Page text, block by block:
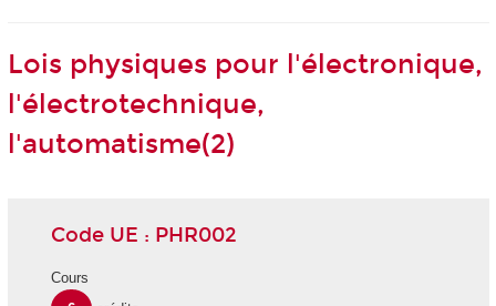
Lois physiques pour l'électronique,
l'électrotechnique,
l'automatisme(2)
Code UE : PHR002
Cours